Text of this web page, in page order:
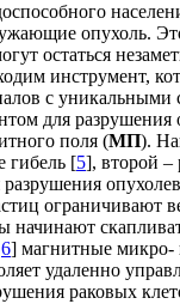
опухоль.
остаться
инструмент,
с
для разрушения
поля (МП).
гибель [5], второй –
6] магнитные микро-
удаленно
раковых